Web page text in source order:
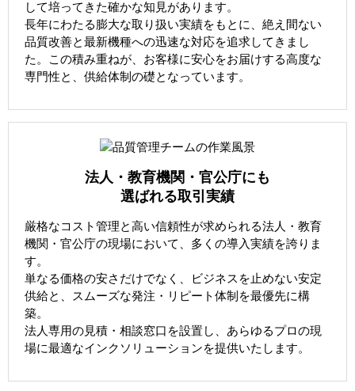
して培ってきた確かな知見があります。
長年にわたる膨大な取り扱い実績をもとに、絶え間ない
品質改善と最新機種への迅速な対応を追求してきまし
た。この積み重ねが、お客様に安心をお届けする高度な
専門性と、供給体制の礎となっています。
法人・教育機関・官公庁にも
選ばれる取引実績
厳格なコスト管理と高い信頼性が求められる法人・教育
機関・官公庁の現場において、多くの導入実績を誇りま
す。
単なる価格の安さだけでなく、ビジネスを止めない安定
供給と、スムーズな発注・リピート体制を最優先に構
築。
法人専用の見積・相談窓口を設置し、あらゆるプロの現
場に最適なインクソリューションを提供いたします。